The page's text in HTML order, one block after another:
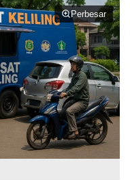
Perbesar